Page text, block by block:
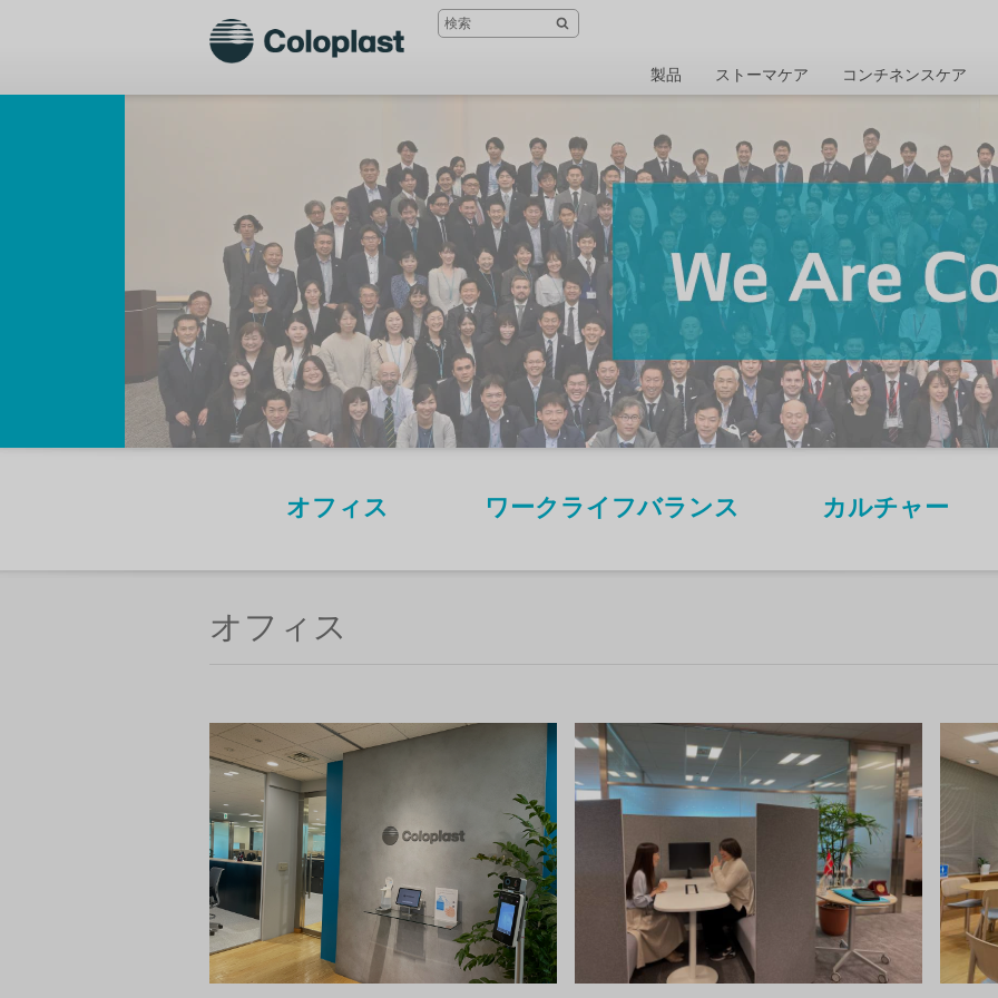
製品 ストーマケア コンチネンスケア
オフィス ワークライフバランス カルチャー
オフィス